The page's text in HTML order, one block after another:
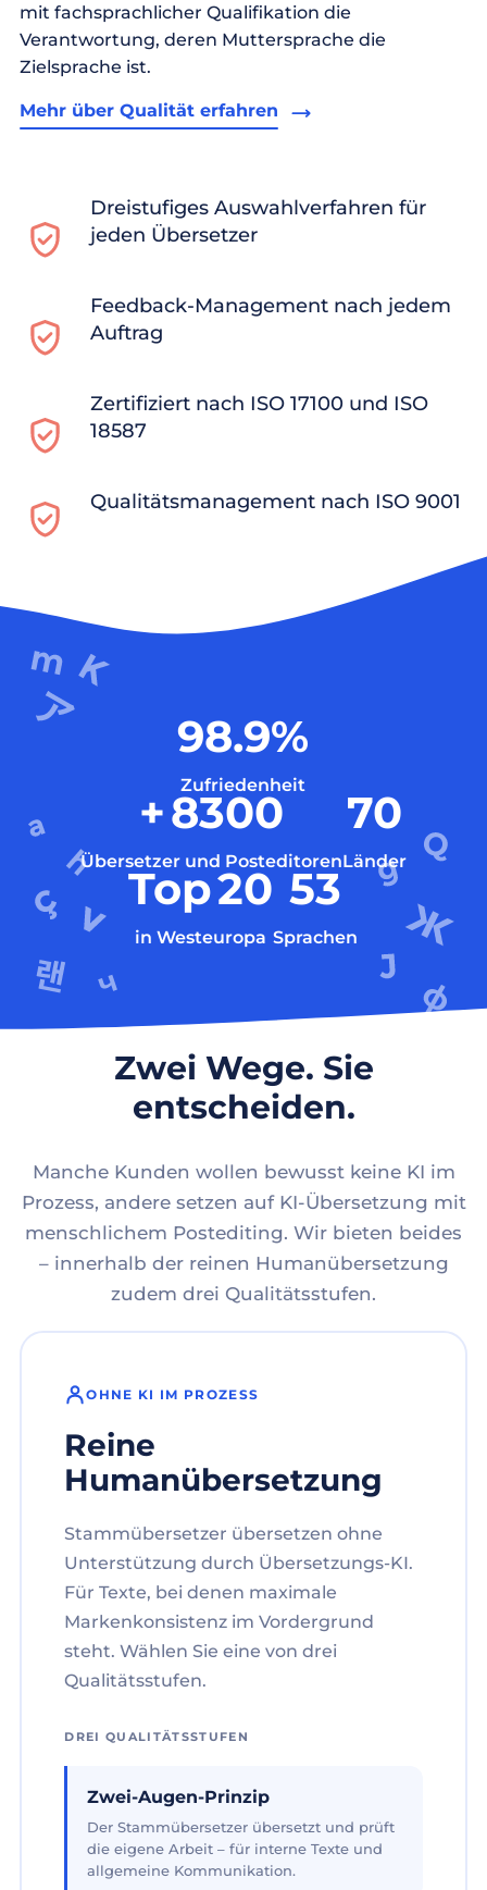
mit fachsprachlicher Qualifikation die
Verantwortung, deren Muttersprache die
Zielsprache ist.
Mehr über Qualität erfahren
Dreistufiges Auswahlverfahren für
jeden Übersetzer
Feedback-Management nach jedem
Auftrag
Zertifiziert nach ISO 17100 und ISO
18587
Qualitätsmanagement nach ISO 9001
98.9%
Zufriedenheit
+8300
Übersetzer und Posteditoren
70
Länder
Top20
in Westeuropa
53
Sprachen
Zwei Wege. Sie
entscheiden.
Manche Kunden wollen bewusst keine KI im
Prozess, andere setzen auf KI-Übersetzung mit
menschlichem Postediting. Wir bieten beides
– innerhalb der reinen Humanübersetzung
zudem drei Qualitätsstufen.
OHNE KI IM PROZESS
Reine
Humanübersetzung
Stammübersetzer übersetzen ohne
Unterstützung durch Übersetzungs-KI.
Für Texte, bei denen maximale
Markenkonsistenz im Vordergrund
steht. Wählen Sie eine von drei
Qualitätsstufen.
DREI QUALITÄTSSTUFEN
Zwei-Augen-Prinzip
Der Stammübersetzer übersetzt und prüft
die eigene Arbeit – für interne Texte und
allgemeine Kommunikation.